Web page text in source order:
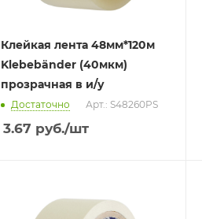
Клейкая лента 48мм*120м
Klebebänder (40мкм)
прозрачная в и/у
Достаточно Арт.: S48260PS
3.67 руб./шт